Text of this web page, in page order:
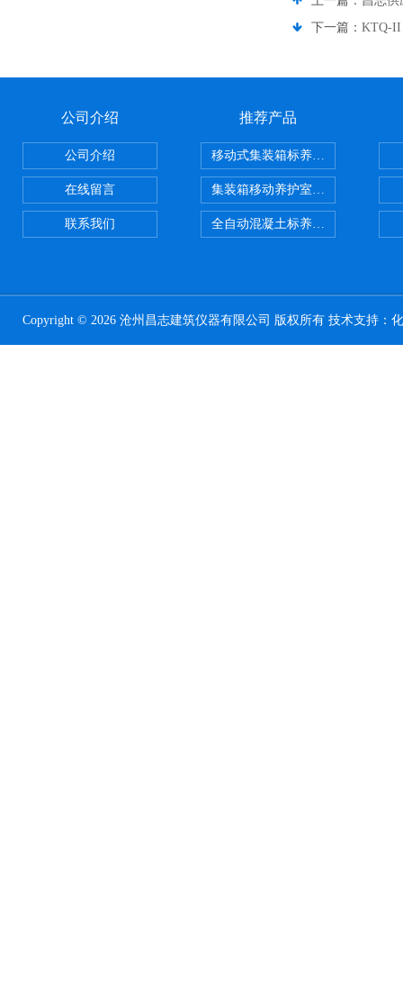
下一篇： KTQ-II
公司介绍
公司介绍
在线留言
联系我们
推荐产品
移动式集装箱标养室 养护室设备
集装箱移动养护室 标养室
全自动混凝土标养室恒温恒湿设备
Copyright © 2026 沧州昌志建筑仪器有限公司 版权所有 技术支持：